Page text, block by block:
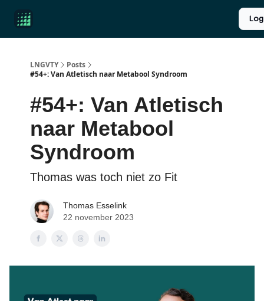
LNGVTY
Posts
#54+: Van Atletisch naar Metabool Syndroom
#54+: Van Atletisch
naar Metabool
Syndroom
Thomas was toch niet zo Fit
Thomas Esselink
22 november 2023